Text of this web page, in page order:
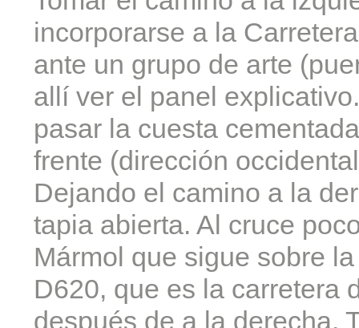
incorporarse a la
ante un grupo de arte
allí ver el panel
pasar la cuesta
frente (dirección
Dejando el camino a la
tapia abierta. Al cruce
Mármol que sigue sobre
D620, que es la carretera
después de a la derecha.